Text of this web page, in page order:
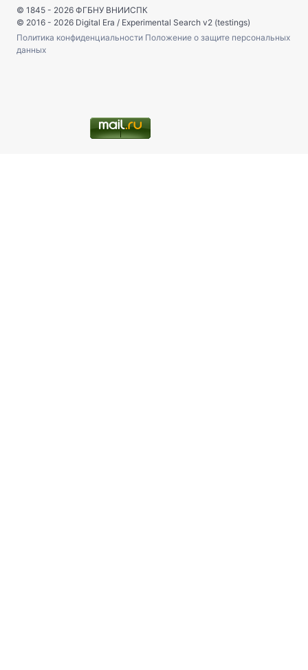
© 1845 - 2026 ФГБНУ ВНИИСПК
© 2016 - 2026 Digital Era / Experimental Search v2 (testings)
Политика конфиденциальности Положение о защите персональных
данных